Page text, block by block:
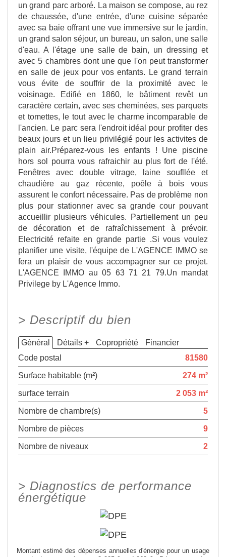
un grand parc arboré. La maison se compose, au rez
de chaussée, d'une entrée, d'une cuisine séparée
avec sa baie offrant une vue immersive sur le jardin,
un grand salon séjour, un bureau, un salon, une salle
d'eau. A l'étage une salle de bain, un dressing et
avec 5 chambres dont une que l'on peut transformer
en salle de jeux pour vos enfants. Le grand terrain
vous évite de souffrir de la proximité avec le
voisinage. Edifié en 1860, le bâtiment revêt un
caractère certain, avec ses cheminées, ses parquets
et tomettes, le tout avec le charme incomparable de
l'ancien. Le parc sera l'endroit idéal pour profiter des
beaux jours et un lieu privilégié pour les activites de
plain air.Préparez-vous les enfants ! Une piscine
hors sol pourra vous rafraichir au plus fort de l'été.
Fenêtres avec double vitrage, laine soufllée et
chaudière au gaz récente, poêle à bois vous
assurent le confort nécessaire. Pas de problème non
plus pour stationner avec sa grande cour pouvant
accueillir plusieurs véhicules. Partiellement un peu
de décoration et de rafraîchissement à prévoir.
Electricité refaite en grande partie .Si vous voulez
planifier une visite, l'équipe de L'AGENCE IMMO se
fera un plaisir de vous accompagner sur ce projet.
L'AGENCE IMMO au 05 63 71 21 79.Un mandat
Privilege by L'Agence Immo.
> Descriptif du bien
Général Détails + Copropriété
Financier
Code postal
81580
Surface habitable (m²)
274 m²
surface terrain
2 053 m²
Nombre de chambre(s)
5
Nombre de pièces
9
Nombre de niveaux
2
> Diagnostics de performance
énergétique
Montant estimé des dépenses annuelles d'énergie pour un usage